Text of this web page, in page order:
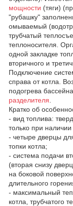
мощности (тяги)
"рубашку"
омываемый
трубчатый
теплоносителя.
одной закладке
вторичного и
Подключение
справа от котла.
подогрева
разделителя
Кратко об
- вид топлива:
только при
- четыре дверцы
топки котла;
- система подачи
(вторая снизу
на боковой
длительного
- максимальный
котла, трубчатого